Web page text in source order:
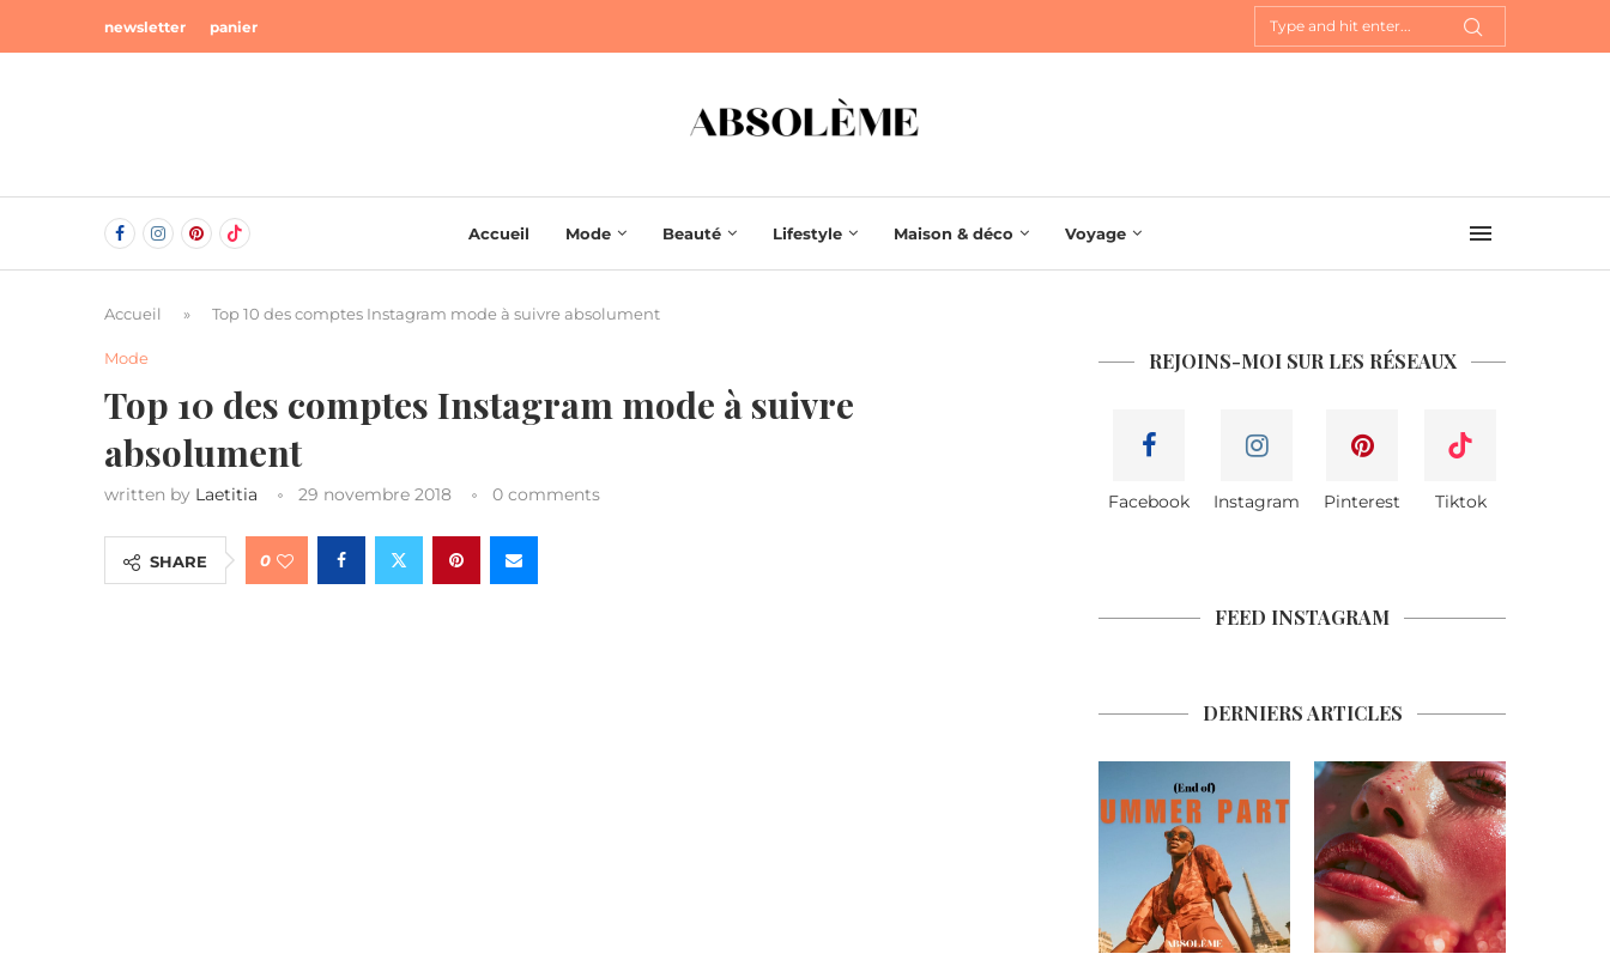
newsletter panier
Accueil Mode Beauté Lifestyle Maison & déco Voyage
Accueil » Top 10 des comptes Instagram mode à suivre absolument
Mode
Top 10 des comptes Instagram mode à suivre
absolument
written by Laetitia 29 novembre 2018 0 comments
SHARE 0
REJOINS-MOI SUR LES RÉSEAUX
Facebook Instagram Pinterest Tiktok
FEED INSTAGRAM
DERNIERS ARTICLES